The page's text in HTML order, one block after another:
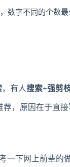
数字不同的个数最
，有人搜索+强剪
荐，原因在于直
一下网上前辈的